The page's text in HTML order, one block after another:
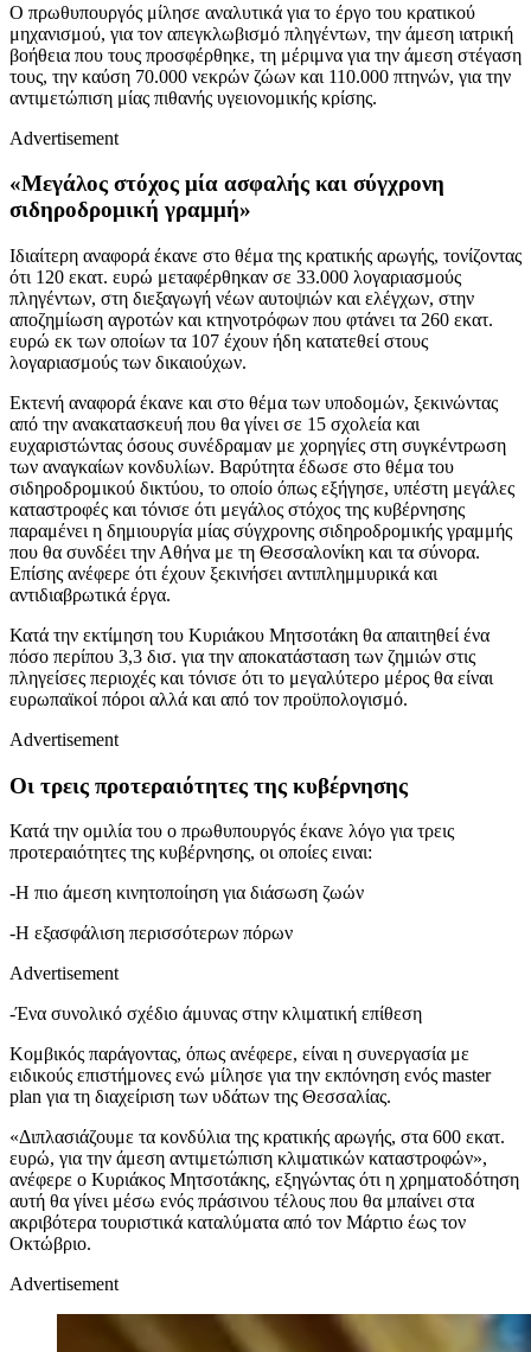
Ο πρωθυπουργός μίλησε αναλυτικά για το έργο του κρατικού
μηχανισμού, για τον απεγκλωβισμό πληγέντων, την άμεση ιατρική
βοήθεια που τους προσφέρθηκε, τη μέριμνα για την άμεση στέγαση
τους, την καύση 70.000 νεκρών ζώων και 110.000 πτηνών, για την
αντιμετώπιση μίας πιθανής υγειονομικής κρίσης.
Advertisement
«Μεγάλος στόχος μία ασφαλής και σύγχρονη
σιδηροδρομική γραμμή»
Ιδιαίτερη αναφορά έκανε στο θέμα της κρατικής αρωγής, τονίζοντας
ότι 120 εκατ. ευρώ μεταφέρθηκαν σε 33.000 λογαριασμούς
πληγέντων, στη διεξαγωγή νέων αυτοψιών και ελέγχων, στην
αποζημίωση αγροτών και κτηνοτρόφων που φτάνει τα 260 εκατ.
ευρώ εκ των οποίων τα 107 έχουν ήδη κατατεθεί στους
λογαριασμούς των δικαιούχων.
Εκτενή αναφορά έκανε και στο θέμα των υποδομών, ξεκινώντας
από την ανακατασκευή που θα γίνει σε 15 σχολεία και
ευχαριστώντας όσους συνέδραμαν με χορηγίες στη συγκέντρωση
των αναγκαίων κονδυλίων. Βαρύτητα έδωσε στο θέμα του
σιδηροδρομικού δικτύου, το οποίο όπως εξήγησε, υπέστη μεγάλες
καταστροφές και τόνισε ότι μεγάλος στόχος της κυβέρνησης
παραμένει η δημιουργία μίας σύγχρονης σιδηροδρομικής γραμμής
που θα συνδέει την Αθήνα με τη Θεσσαλονίκη και τα σύνορα.
Επίσης ανέφερε ότι έχουν ξεκινήσει αντιπλημμυρικά και
αντιδιαβρωτικά έργα.
Κατά την εκτίμηση του Κυριάκου Μητσοτάκη θα απαιτηθεί ένα
πόσο περίπου 3,3 δισ. για την αποκατάσταση των ζημιών στις
πληγείσες περιοχές και τόνισε ότι το μεγαλύτερο μέρος θα είναι
ευρωπαϊκοί πόροι αλλά και από τον προϋπολογισμό.
Advertisement
Οι τρεις προτεραιότητες της κυβέρνησης
Κατά την ομιλία του ο πρωθυπουργός έκανε λόγο για τρεις
προτεραιότητες της κυβέρνησης, οι οποίες ειναι:
-Η πιο άμεση κινητοποίηση για διάσωση ζωών
-Η εξασφάλιση περισσότερων πόρων
Advertisement
-Ένα συνολικό σχέδιο άμυνας στην κλιματική επίθεση
Κομβικός παράγοντας, όπως ανέφερε, είναι η συνεργασία με
ειδικούς επιστήμονες ενώ μίλησε για την εκπόνηση ενός master
plan για τη διαχείριση των υδάτων της Θεσσαλίας.
«Διπλασιάζουμε τα κονδύλια της κρατικής αρωγής, στα 600 εκατ.
ευρώ, για την άμεση αντιμετώπιση κλιματικών καταστροφών»,
ανέφερε ο Κυριάκος Μητσοτάκης, εξηγώντας ότι η χρηματοδότηση
αυτή θα γίνει μέσω ενός πράσινου τέλους που θα μπαίνει στα
ακριβότερα τουριστικά καταλύματα από τον Μάρτιο έως τον
Οκτώβριο.
Advertisement